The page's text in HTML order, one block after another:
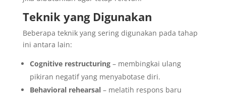
Teknik yang Digunakan
Beberapa teknik yang sering digunakan pada tahap
ini antara lain:
Cognitive restructuring– membingkai ulang
pikiran negatif yang menyabotase diri.
Behavioral rehearsal– melatih respons baru